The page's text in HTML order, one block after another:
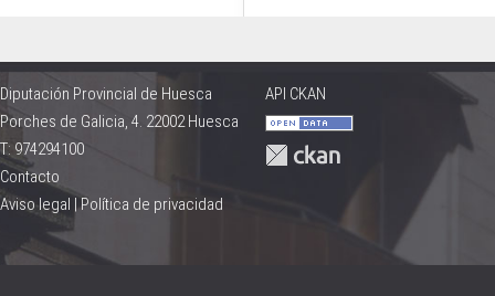
Diputación Provincial de Huesca
Porches de Galicia, 4. 22002 Huesca
T: 974294100
Contacto
Aviso legal |Política de privacidad
API CKAN